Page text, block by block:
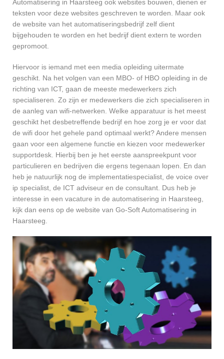
Automatisering in Haarsteeg ook websites bouwen, dienen er
teksten voor deze websites geschreven te worden. Maar ook
de website van het automatiseringsbedrijf zelf dient
bijgehouden te worden en het bedrijf dient extern te worden
gepromoot.
Hiervoor is iemand met een media opleiding uitermate
geschikt. Na het volgen van een MBO- of HBO opleiding in de
richting van ICT, gaan de meeste medewerkers zich
specialiseren. Zo zijn er medewerkers die zich specialiseren in
de aanleg van wifi-netwerken. Welke apparatuur is het meest
geschikt het desbetreffende bedrijf en hoe zorg je er voor dat
de wifi door het gehele pand optimaal werkt? Andere mensen
gaan voor een algemene functie en kiezen voor medewerker
supportdesk. Hierbij ben je het eerste aanspreekpunt voor
particulieren en bedrijven die ergens tegenaan lopen. En dan
heb je natuurlijk nog de implementatiespecialist, de voice over
ip specialist, de ICT adviseur en de consultant. Dus heb je
interesse in een vacature in de automatisering in Haarsteeg,
kijk dan eens op de website van Go-Soft Automatisering in
Haarsteeg.